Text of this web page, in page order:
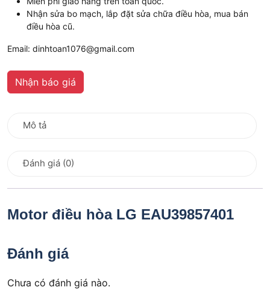
Nhận sửa bo mạch, lắp đặt sửa chữa điều hòa, mua bán
điều hòa cũ.
Email: dinhtoan1076@gmail.com
Nhận báo giá
Mô tả
Đánh giá (0)
Motor điều hòa LG EAU39857401
Đánh giá
Chưa có đánh giá nào.